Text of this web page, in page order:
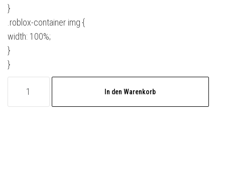
}
.roblox-container img {
width: 100%;
}
}
In den Warenkorb